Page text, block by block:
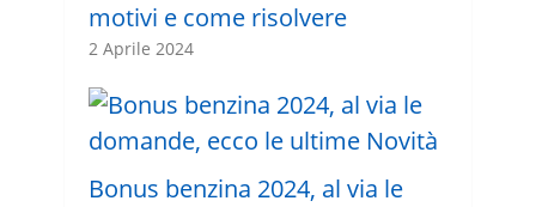
motivi e come risolvere
2 Aprile 2024
Bonus benzina 2024, al via le